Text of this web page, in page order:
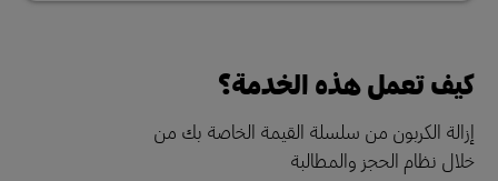
كيف تعمل هذه الخدمة؟
إزالة الكربون من سلسلة القيمة الخاصة بك من
خلال نظام الحجز والمطالبة